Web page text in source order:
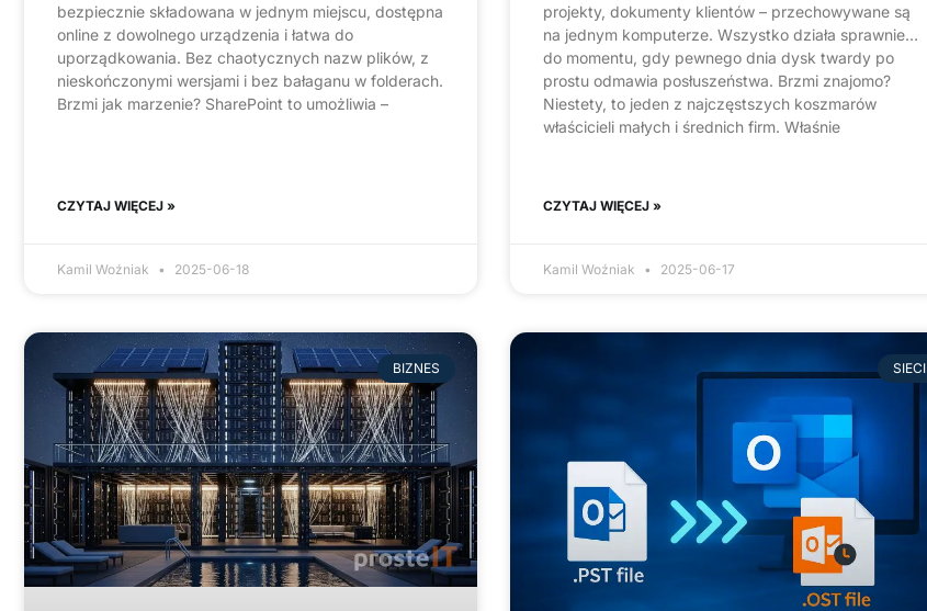
bezpiecznie składowana w jednym miejscu, dostępna
online z dowolnego urządzenia i łatwa do
uporządkowania. Bez chaotycznych nazw plików, z
nieskończonymi wersjami i bez bałaganu w folderach.
Brzmi jak marzenie? SharePoint to umożliwia –
CZYTAJ WIĘCEJ »
Kamil Woźniak 2025-06-18
projekty, dokumenty klientów – przechowywane są
na jednym komputerze. Wszystko działa sprawnie…
do momentu, gdy pewnego dnia dysk twardy po
prostu odmawia posłuszeństwa. Brzmi znajomo?
Niestety, to jeden z najczęstszych koszmarów
właścicieli małych i średnich firm. Właśnie
CZYTAJ WIĘCEJ »
Kamil Woźniak 2025-06-17
BIZNES SIECI